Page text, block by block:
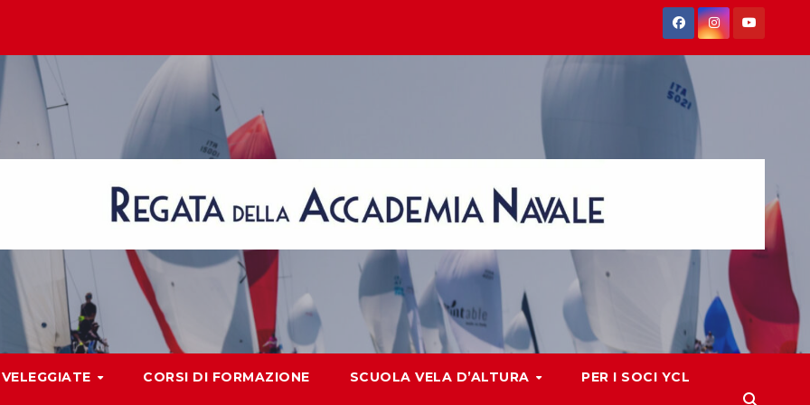
VELEGGIATE CORSI DI FORMAZIONE SCUOLA VELA D’ALTURA PER I SOCI YCL